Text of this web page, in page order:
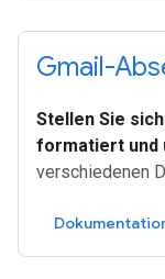
Gmail-
Stellen Sie
formatiert und
verschiedenen